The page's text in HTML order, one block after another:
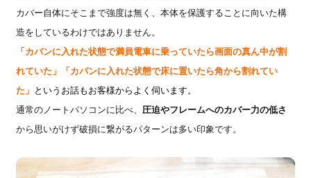
カバー自体にそこまで強度は無く、本体を保護することに向いた構
造をしているわけではありません。
「カバンに入れた状態で満員電車に乗っていたら画面の真ん中が割
れていた」「カバンに入れた状態で床に置いたら角から割れてい
た」 というお話もお客様からよく伺います。
通常のノートパソコンに比べ、 圧迫やフレームへのカバー力の低さ
から思いがけず破損に繋がるパターンは多い印象です。